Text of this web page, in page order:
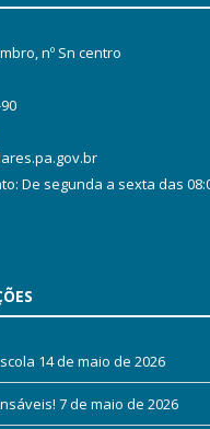
nº Sn centro
De segunda a sexta das
14 de maio de 2026
7 de maio de 2026